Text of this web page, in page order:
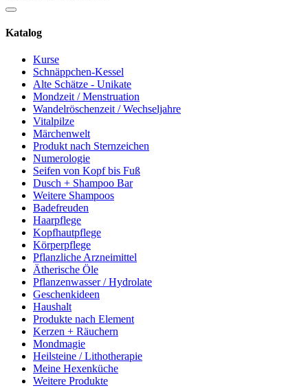
Katalog
Kurse
Schnäppchen-Kessel
Alte Schätze - Unikate
Mondzeit / Menstruation
Wandelröschenzeit / Wechseljahre
Vitalpilze
Märchenwelt
Produkt nach Sternzeichen
Numerologie
Seifen von Kopf bis Fuß
Dusch + Shampoo Bar
Weitere Shampoos
Badefreuden
Haarpflege
Kopfhautpflege
Körperpflege
Pflanzliche Arzneimittel
Ätherische Öle
Pflanzenwasser / Hydrolate
Geschenkideen
Haushalt
Produkte nach Element
Kerzen + Räuchern
Mondmagie
Heilsteine / Lithotherapie
Meine Hexenküche
Weitere Produkte